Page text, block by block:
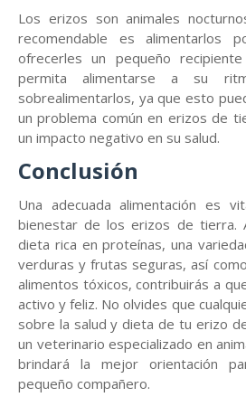
Los erizos son animales
recomendable es alimentarlos
ofrecerles un pequeño
permita alimentarse a su
sobrealimentarlos, ya que esto
un problema común en erizos de
un impacto negativo en su salud.
Conclusión
Una adecuada alimentación es
bienestar de los erizos de tierra.
dieta rica en proteínas, una
verduras y frutas seguras, así
alimentos tóxicos, contribuirás a
activo y feliz. No olvides que
sobre la salud y dieta de tu erizo
un veterinario especializado en
brindará la mejor orientación
pequeño compañero.